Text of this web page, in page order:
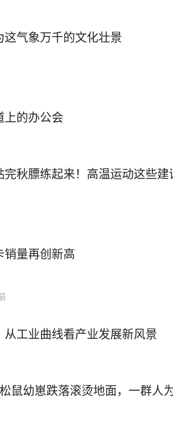
气象万千的文化壮景
上的办公会
完秋膘练起来！高温运动这些
销量再创新高
工业曲线看产业发展新风景
鼠幼崽跌落滚烫地面，一群人